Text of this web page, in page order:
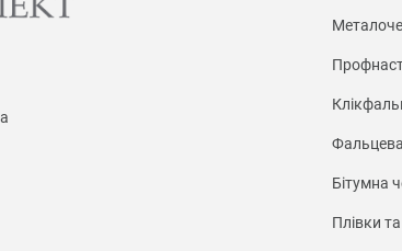
Бітумна
Плівки